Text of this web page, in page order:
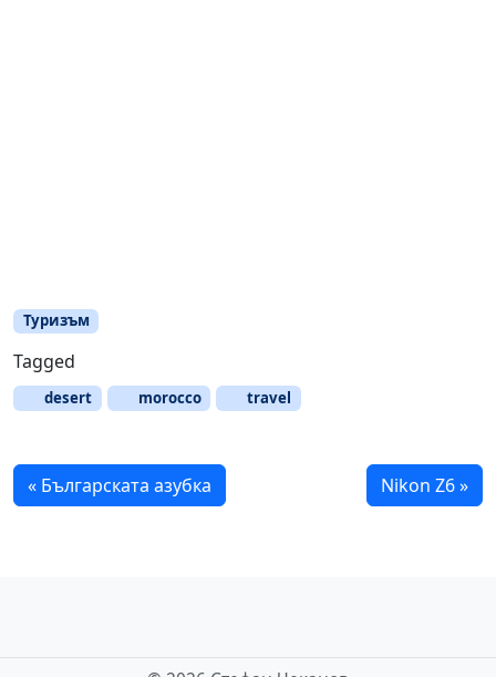
Туризъм
Tagged
desert morocco travel
Българската азубка Nikon Z6